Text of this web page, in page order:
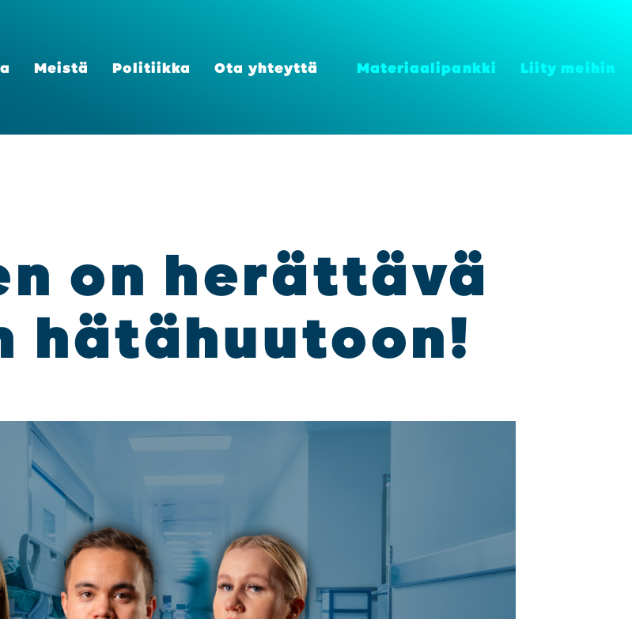
Meis­tä Poli­tiik­ka Ota yhteyt­tä Mate­ri­aa­li­pank­ki Lii­ty mei­hin
on herät­tä­vä
hätä­huu­toon!